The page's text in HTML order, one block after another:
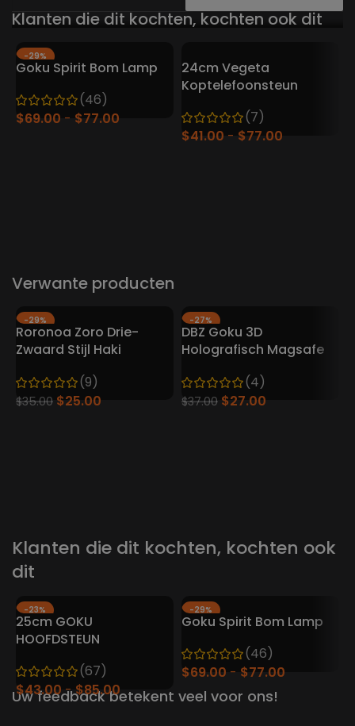
Klanten die dit kochten, kochten ook dit
-29%
HEET
Goku Spirit Bom Lamp
(46)
$69.00 $77.00
24cm Vegeta
Koptelefoonsteun
(7)
$41.00 $77.00
Verwante producten
-29%
Roronoa Zoro Drie-
Zwaard Stijl Haki
Verzamelobject (16 cm)
(9)
$35.00 $25.00
-27%
DBZ Goku 3D
Holografisch Magsafe
(4)
$37.00 $27.00
Klanten die dit kochten, kochten ook
dit
-23%
HEET
25cm GOKU
HOOFDSTEUN
(67)
$43.00 $85.00
-29%
HEET
Goku Spirit Bom Lamp
(46)
$69.00 $77.00
Uw feedback betekent veel voor ons!